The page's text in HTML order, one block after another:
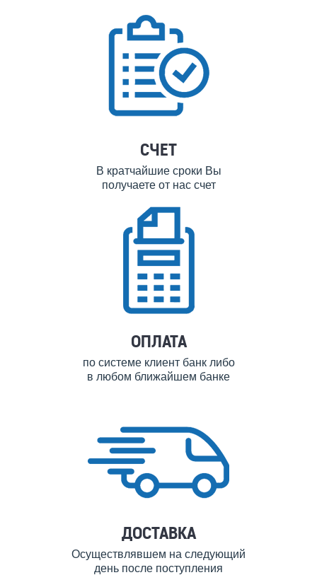
СЧЕТ
В кратчайшие сроки Вы
получаете от нас счет
ОПЛАТА
по системе клиент банк либо
в любом ближайшем банке
ДОСТАВКА
Осуществлявшем на следующий
день после поступления